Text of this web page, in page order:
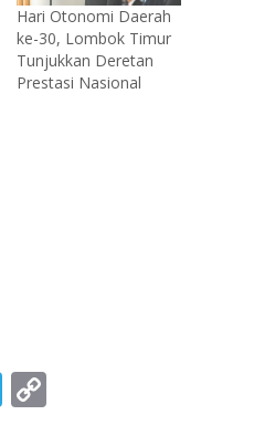
Hari Otonomi Daerah
ke-30, Lombok Timur
Tunjukkan Deretan
Prestasi Nasional
T
el
C